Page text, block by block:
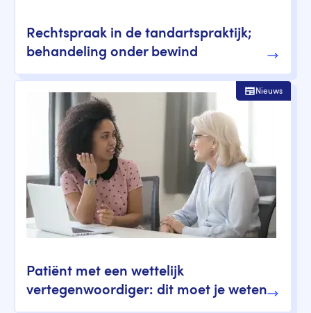
Rechtspraak in de tandartspraktijk;
behandeling onder bewind
Patiënt met een wettelijk
vertegenwoordiger: dit moet je weten
Nieuws